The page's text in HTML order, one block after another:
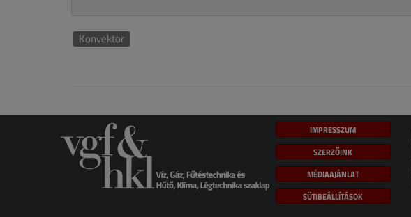
Konvektor
IMPRESSZUM
SZERZŐINK
MÉDIAAJÁNLAT
SÜTIBEÁLLÍTÁSOK